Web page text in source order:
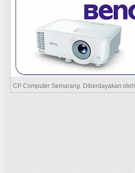
CP Computer Semarang. Diberdayakan oleh